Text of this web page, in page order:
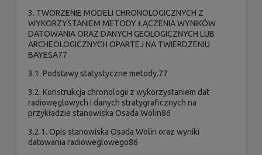
3. TWORZENIE MODELI CHRONOLOGICZNYCH Z
WYKORZYSTANIEM METODY ŁĄCZENIA WYNIKÓW
DATOWANIA ORAZ DANYCH GEOLOGICZNYCH LUB
ARCHEOLOGICZNYCH OPARTEJ NA TWIERDZENIU
BAYESA77
3.1. Podstawy statystyczne metody.77
3.2. Konstrukcja chronologii z wykorzystaniem dat
radiowęglowych i danych stratygraficznych na
przykładzie stanowiska Osada Wolin86
3.2.1. Opis stanowiska Osada Wolin oraz wyniki
datowania radioweglowego86